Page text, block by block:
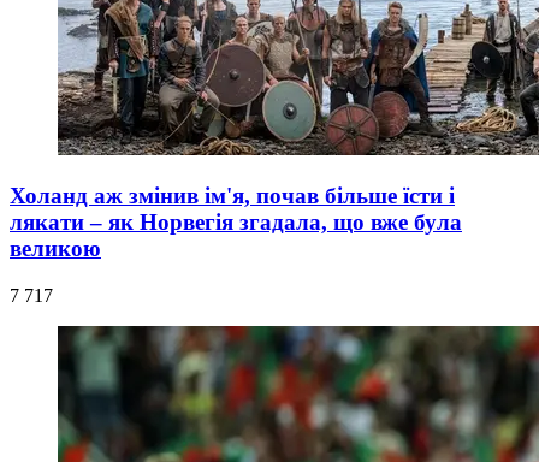
Холанд аж змінив ім'я, почав більше їсти і
лякати – як Норвегія згадала, що вже була
великою
7 717